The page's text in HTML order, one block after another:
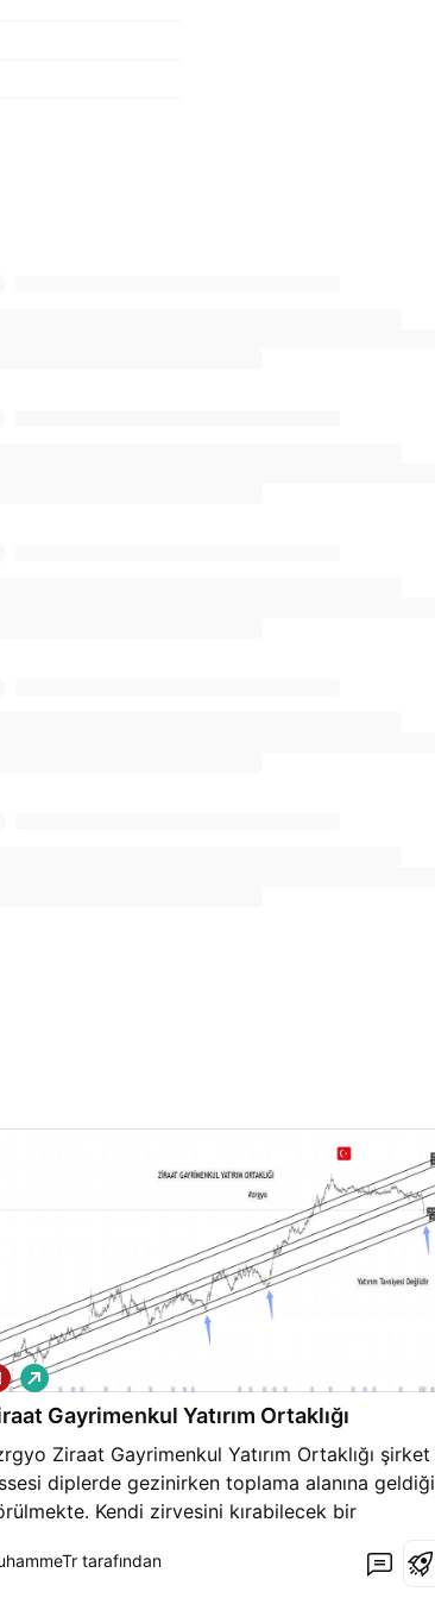
Gayrimenkul Yatırım Ortaklığı
Ziraat Gayrimenkul Yatırım Ortaklığı şirket
diplerde gezinirken toplama alanına geldiği
Kendi zirvesini kırabilecek bir
da 15 seviyeleri gündem bozulduğunda
A
l
ı
tarafından